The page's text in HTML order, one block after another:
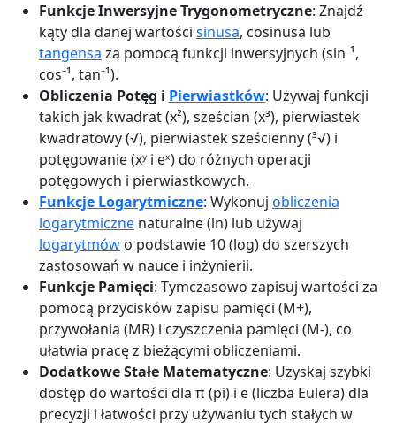
Funkcje Inwersyjne Trygonometryczne: Znajdź
kąty dla danej wartości sinusa, cosinusa lub
tangensa za pomocą funkcji inwersyjnych (sin⁻¹,
cos⁻¹, tan⁻¹).
Obliczenia Potęg i Pierwiastków: Używaj funkcji
takich jak kwadrat (x²), sześcian (x³), pierwiastek
kwadratowy (√), pierwiastek sześcienny (³√) i
potęgowanie (xʸ i eˣ) do różnych operacji
potęgowych i pierwiastkowych.
Funkcje Logarytmiczne: Wykonuj obliczenia
logarytmiczne naturalne (ln) lub używaj
logarytmów o podstawie 10 (log) do szerszych
zastosowań w nauce i inżynierii.
Funkcje Pamięci: Tymczasowo zapisuj wartości za
pomocą przycisków zapisu pamięci (M+),
przywołania (MR) i czyszczenia pamięci (M-), co
ułatwia pracę z bieżącymi obliczeniami.
Dodatkowe Stałe Matematyczne: Uzyskaj szybki
dostęp do wartości dla π (pi) i e (liczba Eulera) dla
precyzji i łatwości przy używaniu tych stałych w